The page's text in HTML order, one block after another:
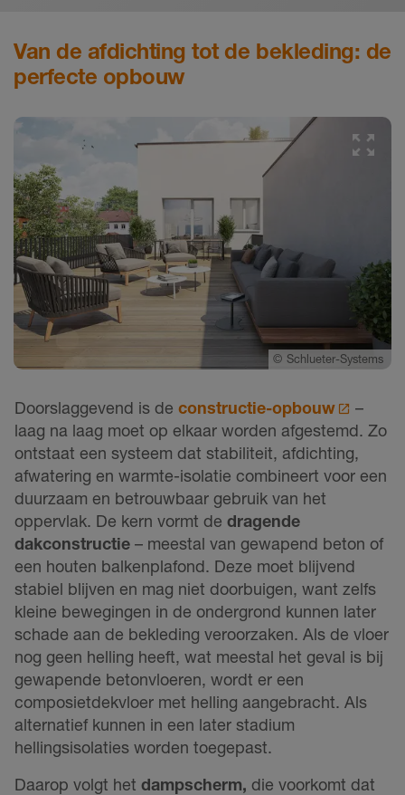
Van de afdichting tot de bekleding: de
perfecte opbouw
© Schlueter-Systems
Doorslaggevend is de constructie-opbouw
–
laag na laag moet op elkaar worden afgestemd. Zo
ontstaat een systeem dat stabiliteit, afdichting,
afwatering en warmte-isolatie combineert voor een
duurzaam en betrouwbaar gebruik van het
oppervlak. De kern vormt de dragende
dakconstructie – meestal van gewapend beton of
een houten balkenplafond. Deze moet blijvend
stabiel blijven en mag niet doorbuigen, want zelfs
kleine bewegingen in de ondergrond kunnen later
schade aan de bekleding veroorzaken. Als de vloer
nog geen helling heeft, wat meestal het geval is bij
gewapende betonvloeren, wordt er een
composietdekvloer met helling aangebracht. Als
alternatief kunnen in een later stadium
hellingsisolaties worden toegepast.
Daarop volgt het dampscherm, die voorkomt dat